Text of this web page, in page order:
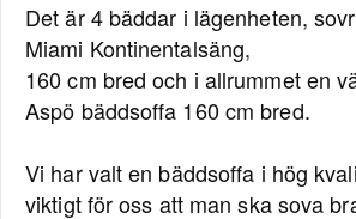
Det är 4 bäddar i lägenheten,
Miami Kontinentalsäng,
160 cm bred och i allrummet en
Aspö bäddsoffa 160 cm bred.
Vi har valt en bäddsoffa i hög
viktigt för oss att man ska sova